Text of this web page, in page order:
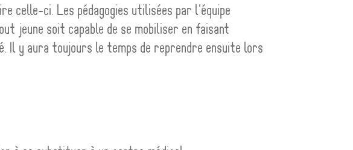
celle-ci. Les pédagogies utilisées par l'équipe
jeune soit capable de se mobiliser en faisant
Il y aura toujours le temps de reprendre ensuite lors